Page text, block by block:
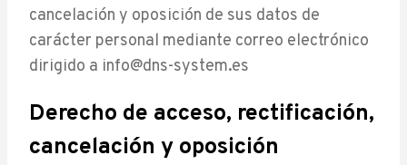
cancelación y oposición de sus datos de
carácter personal mediante correo electrónico
dirigido a info@dns-system.es
Derecho de acceso, rectificación,
cancelación y oposición